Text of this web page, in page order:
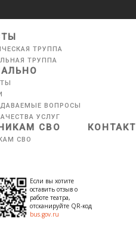
ТРУППА
ТРУППА
ВОПРОСЫ
УСЛУГ
СВО
СВО
Если вы хотите
оставить отзыв о
работе театра,
отсканируйте QR-код
bus.gov.ru